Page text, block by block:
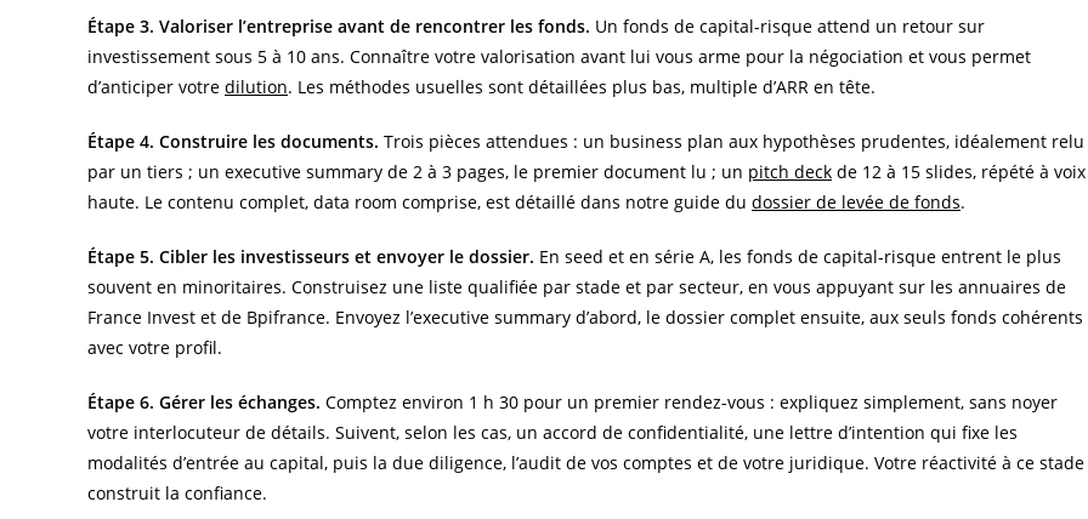
Étape 3. Valoriser l’entreprise avant de rencontrer les fonds. Un fonds de capital-risque attend un retour sur
investissement sous 5 à 10 ans. Connaître votre valorisation avant lui vous arme pour la négociation et vous permet
d’anticiper votre dilution. Les méthodes usuelles sont détaillées plus bas, multiple d’ARR en tête.
Étape 4. Construire les documents. Trois pièces attendues : un business plan aux hypothèses prudentes, idéalement relu
par un tiers ; un executive summary de 2 à 3 pages, le premier document lu ; un pitch deck de 12 à 15 slides, répété à voix
haute. Le contenu complet, data room comprise, est détaillé dans notre guide du dossier de levée de fonds.
Étape 5. Cibler les investisseurs et envoyer le dossier. En seed et en série A, les fonds de capital-risque entrent le plus
souvent en minoritaires. Construisez une liste qualifiée par stade et par secteur, en vous appuyant sur les annuaires de
France Invest et de Bpifrance. Envoyez l’executive summary d’abord, le dossier complet ensuite, aux seuls fonds cohérents
avec votre profil.
Étape 6. Gérer les échanges. Comptez environ 1 h 30 pour un premier rendez-vous : expliquez simplement, sans noyer
votre interlocuteur de détails. Suivent, selon les cas, un accord de confidentialité, une lettre d’intention qui fixe les
modalités d’entrée au capital, puis la due diligence, l’audit de vos comptes et de votre juridique. Votre réactivité à ce stade
construit la confiance.